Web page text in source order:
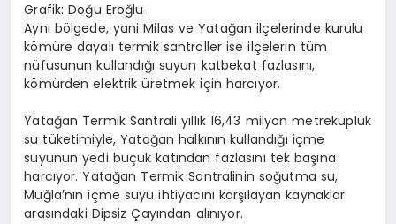
Grafik: Doğu Eroğlu
Aynı bölgede, yani Milas ve Yatağan ilçelerinde kurulu
kömüre dayalı termik santraller ise ilçelerin tüm
nüfusunun kullandığı suyun katbekat fazlasını,
kömürden elektrik üretmek için harcıyor.
Yatağan Termik Santrali yıllık 16,43 milyon metreküplük
su tüketimiyle, Yatağan halkının kullandığı içme
suyunun yedi buçuk katından fazlasını tek başına
harcıyor. Yatağan Termik Santralinin soğutma su,
Muğla’nın içme suyu ihtiyacını karşılayan kaynaklar
arasındaki Dipsiz Çayından alınıyor.